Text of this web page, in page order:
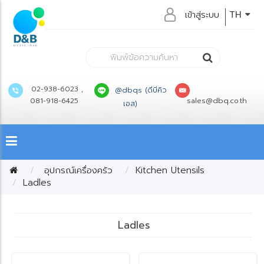
TH
เข้าสู่ระบบ
02-938-6023 ,
081-918-6425
@dbqs (ดีบีคิว
เอส)
sales@dbq.co.th
อุปกรณ์เครื่องครัว
Kitchen Utensils
Ladles
Ladles